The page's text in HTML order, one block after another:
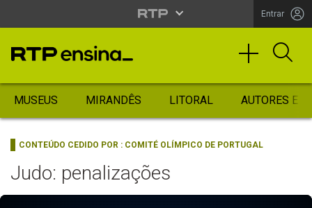
Entrar
MUSEUS MIRANDÊS LITORAL AUTORES
CONTEÚDO CEDIDO POR : COMITÉ OLÍMPICO DE PORTUGAL
Judo: penalizações